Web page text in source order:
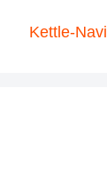
Kettle-Navi